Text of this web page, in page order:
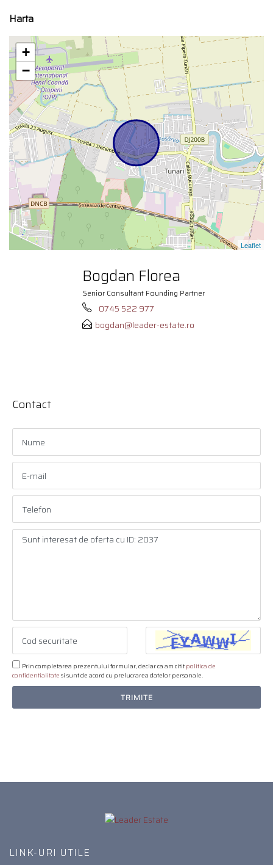
Harta
+
−
Leaflet
Bogdan Florea
Senior Consultant Founding Partner
0745 522 977
bogdan@leader-estate.ro
Contact
Prin completarea prezentului formular, declar ca am citit politica de
confidentialitate si sunt de acord cu prelucrarea datelor personale.
TRIMITE
LINK-URI UTILE